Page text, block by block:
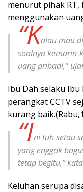
menurut pihak
menggunakan
“Kalau mau
soalnya
uang pribadi,”
Ibu Dah selaku Ibu
perangkat CCTV
kurang
“Ini tuh setau
yang enggak
tetap begitu,”
Keluhan serupa